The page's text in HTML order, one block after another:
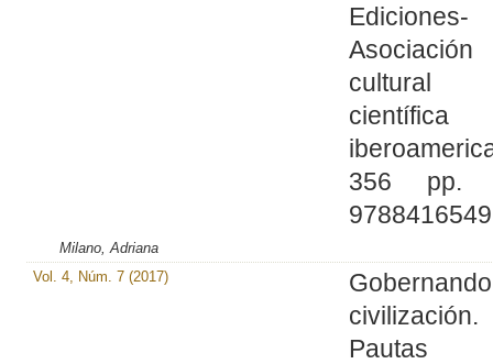
Ediciones-
Asociación
científica
356 pp.
Milano, Adriana
Vol. 4, Núm. 7 (2017)
civilización.
Pautas